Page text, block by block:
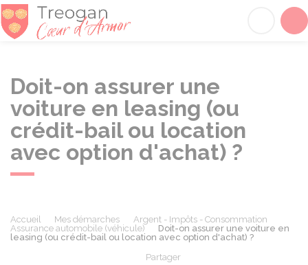
Doit-on assurer une
voiture en leasing (ou
crédit-bail ou location
avec option d'achat) ?
Accueil Mes démarches
Argent - Impôts - Consommation
Assurance automobile (véhicule)
Doit-on assurer une voiture en
leasing (ou crédit-bail ou location avec option d'achat) ?
Partager